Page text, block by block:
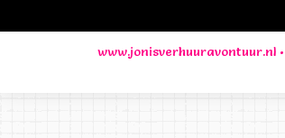
www.jonisverhuuravontuur.nl •